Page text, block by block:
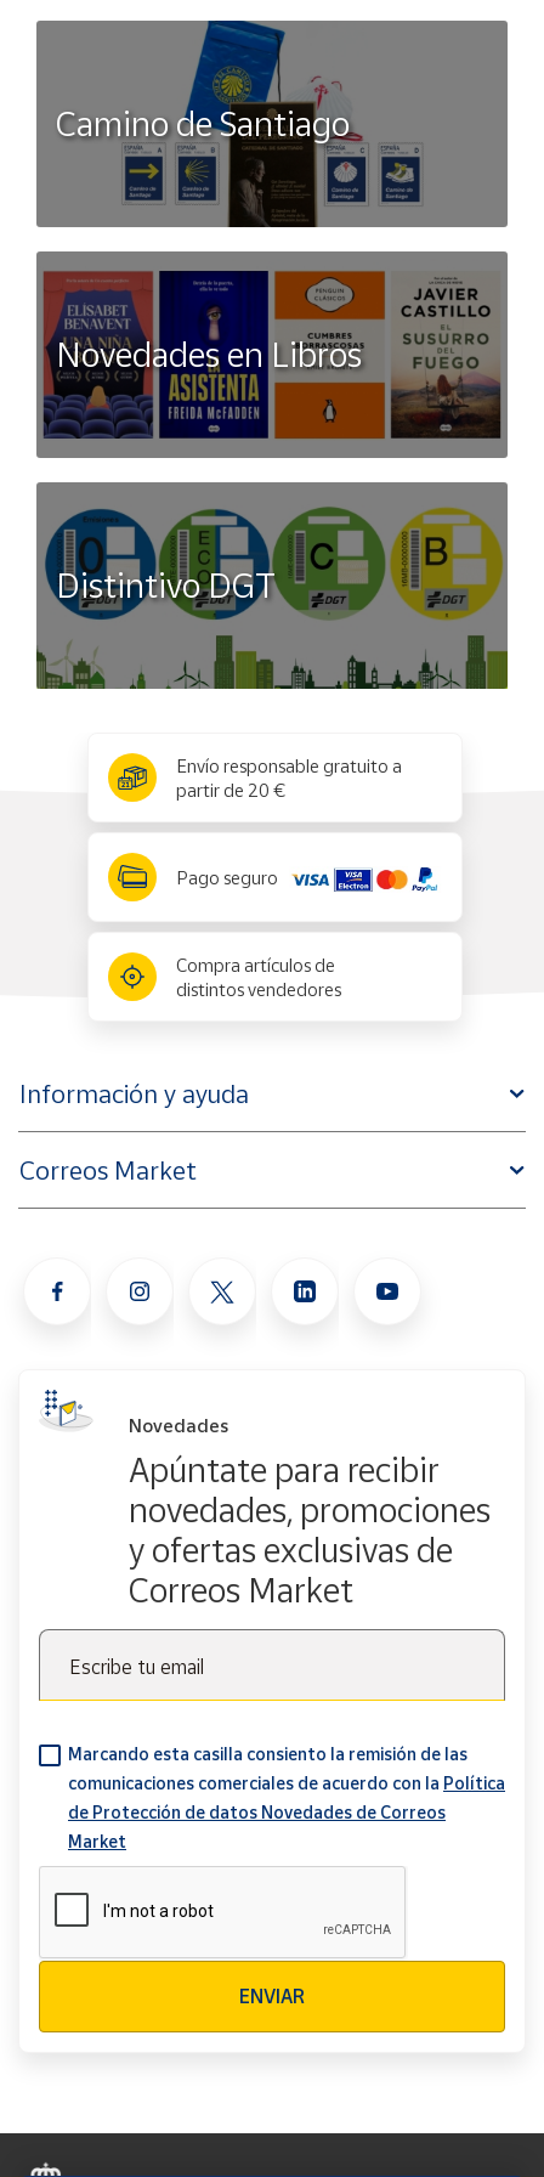
Camino de Santiago
Novedades en Libros
Distintivo DGT
Envío responsable gratuito a
partir de 20 €
Pago seguro
Compra artículos de
distintos vendedores
Información y ayuda
Correos Market
Novedades
Apúntate para recibir
novedades, promociones
y ofertas exclusivas de
Correos Market
Escribe tu email
Marcando esta casilla consiento la remisión de las
comunicaciones comerciales de acuerdo con la Política
de Protección de datos Novedades de Correos
Market
ENVIAR